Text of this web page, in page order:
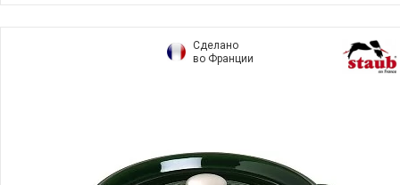
Сделано
во Франции